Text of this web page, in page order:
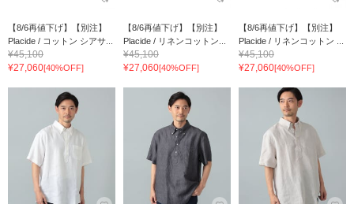
【8/6再値下げ】【別注】
Placide / コットン シアサ...
¥45,100
¥27,060[40%OFF]
【8/6再値下げ】【別注】
Placide / リネンコットン...
¥45,100
¥27,060[40%OFF]
【8/6再値下げ】【別注】
Placide / リネンコットン ...
¥45,100
¥27,060[40%OFF]